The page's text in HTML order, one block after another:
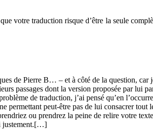
votre traduction risque d’être la seule
de Pierre B… – et à côté de la question, car
passages dont la version proposée par lui
de traduction, j’ai pensé qu’en
peut-être pas de lui consacrer tout
ou prendrez la peine de relire votre
justement.[…]